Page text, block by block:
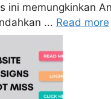
ini memungkinkan
... Read more